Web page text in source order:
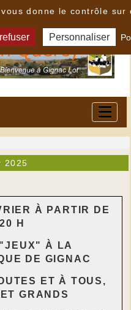
2025
À
PARTIR DE
20 H
À
LA
DE GIGNAC
ET À TOUS,
GRANDS
donne le contrôle sur
Personnaliser